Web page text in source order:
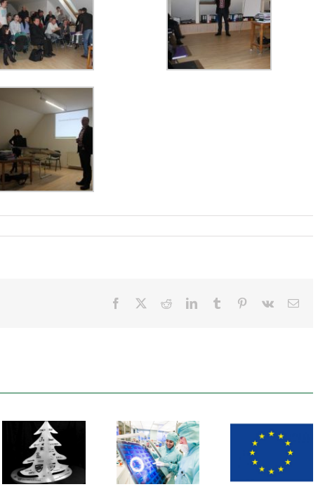
Facebook RedditLinkedInTumblr Pinterest
Vk
E-
Austria
Technologie
&
Systemtechnik
Qualitätssteigerung
der
Produktion
Laserschneidanlage
2024,
seit über